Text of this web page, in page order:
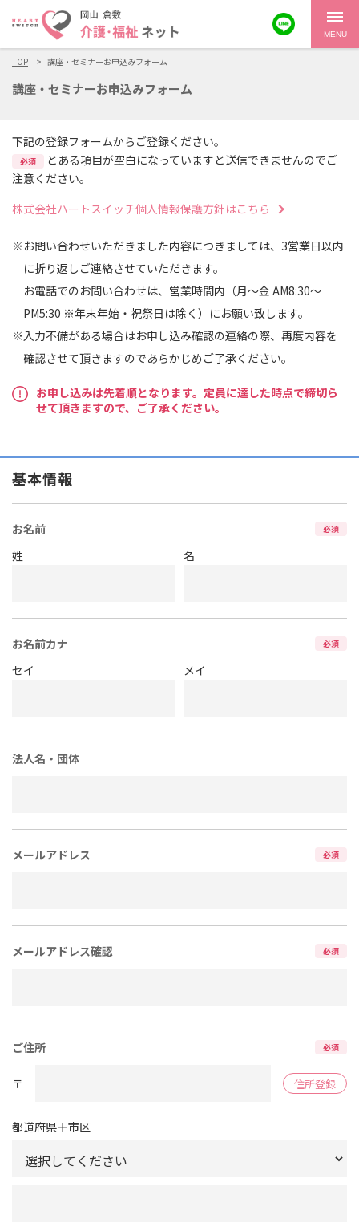
MENU
TOP 講座・セミナーお申込みフォーム
講座・セミナーお申込みフォーム
下記の登録フォームからご登録ください。
必須
とある項目が空白になっていますと送信できませんのでご
注意ください。
株式会社ハートスイッチ個人情報保護方針はこちら
※お問い合わせいただきました内容につきましては、3営業日以内
に折り返しご連絡させていただきます。
お電話でのお問い合わせは、営業時間内（月～金 AM8:30～
PM5:30 ※年末年始・祝祭日は除く）にお願い致します。
※入力不備がある場合はお申し込み確認の連絡の際、再度内容を
確認させて頂きますのであらかじめご了承ください。
お申し込みは先着順となります。定員に達した時点で締切ら
せて頂きますので、ご了承ください。
基本情報
お名前 必須
姓 名
お名前カナ 必須
セイ メイ
法人名・団体
メールアドレス 必須
メールアドレス確認 必須
ご住所 必須
〒 住所登録
都道府県＋市区